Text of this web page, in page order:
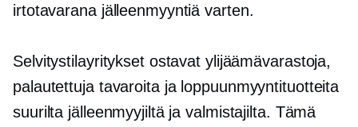
irtotavarana jälleenmyyntiä varten.
Selvitystilayritykset ostavat ylijäämävarastoja,
palautettuja tavaroita ja loppuunmyyntituotteita
suurilta jälleenmyyjiltä ja valmistajilta. Tämä